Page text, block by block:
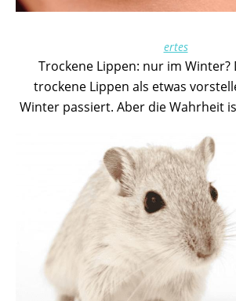
ertes
Trockene Lippen: nur im Winter?
trockene Lippen als etwas
Winter passiert. Aber die Wahrheit